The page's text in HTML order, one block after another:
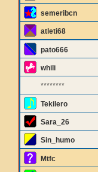
semeribcn
atleti68
pato666
whili
********
Tekilero
Sara_26
Sin_humo
Mtfc